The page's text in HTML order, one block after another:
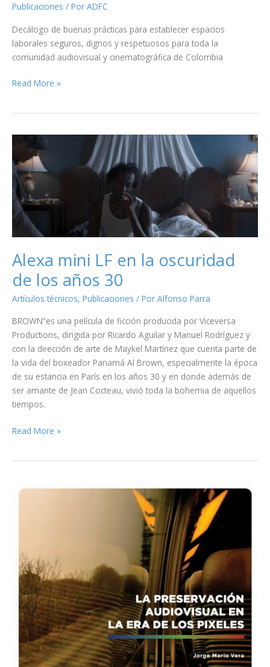
Publicaciones / Por ADFC
Decálogo de buenas prácticas para establecer espacios
laborales seguros, dignos y respetuosos para toda la
comunidad audiovisual y cinematográfica de Colombia
Decálogo
buenas
Read More »
Alexa mini LF en la oscuridad
de los años 30
Artículos técnicos, Publicaciones / Por Alfonso Parra
BROWN”es una película de ficción producida por Viceversa
Productions, dirigida por Ricardo Aguilar y Manuel Rodríguez y
con la dirección de arte de Maykel Martínez que cuenta parte de
la vida del boxeador Panamá Al Brown, especialmente la época
de su estancia en París en los años 30 y en donde además de
ser amante de Jean Cocteau, vivió toda la bohemia de aquellos
tiempos.
Alexa
LF
30
Read More »